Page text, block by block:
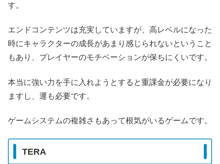
す。
エンドコンテンツは充実していますが、高レベルになった
時にキャラクターの成長があまり感じられないということ
もあり、プレイヤーのモチベーションが保ちにくいです。
本当に強い力を手に入れようとすると重課金が必要になり
ますし、運も必要です。
ゲームシステムの複雑さもあって根気がいるゲームです。
TERA